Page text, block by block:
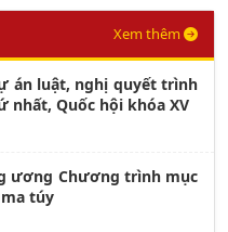
Xem thêm
án luật, nghị quyết trình
Quốc hội khóa XV
ương Chương trình mục
túy